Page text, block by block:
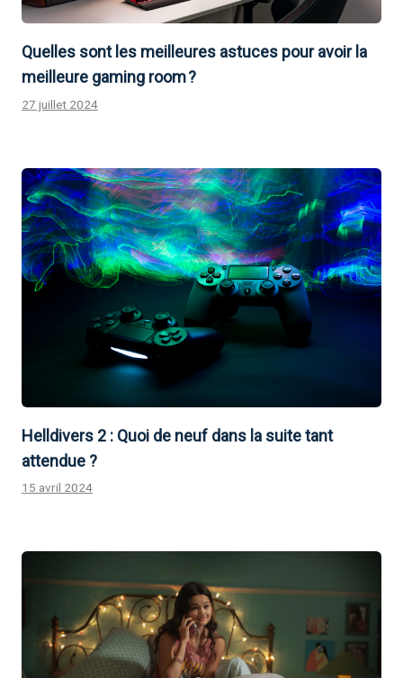
Quelles sont les meilleures astuces pour avoir la
meilleure gaming room ?
27 juillet 2024
Helldivers 2 : Quoi de neuf dans la suite tant
attendue ?
15 avril 2024